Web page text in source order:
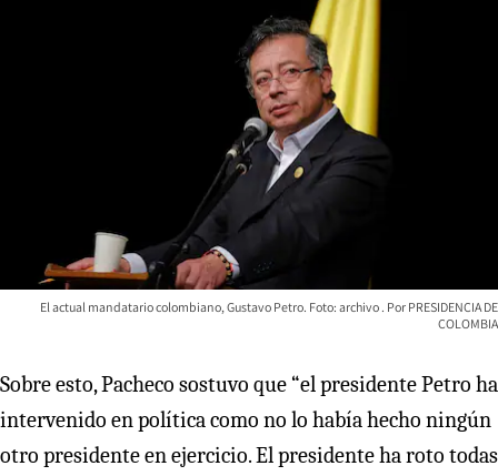
El actual mandatario colombiano, Gustavo Petro. Foto: archivo
PRESIDENCIA DE
COLOMBIA
Sobre esto, Pacheco sostuvo que “el presidente Petro ha
intervenido en política como no lo había hecho ningún
otro presidente en ejercicio. El presidente ha roto todas